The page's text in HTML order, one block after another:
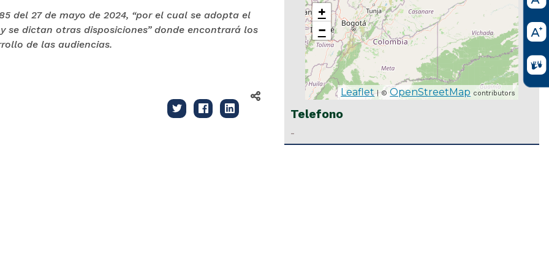
del 27 de mayo de 2024, “por el cual se adopta el
dictan otras disposiciones” donde encontrará los
de las audiencias.
+
−
Leaflet | ©OpenStreetMap contributors
Telefono
-